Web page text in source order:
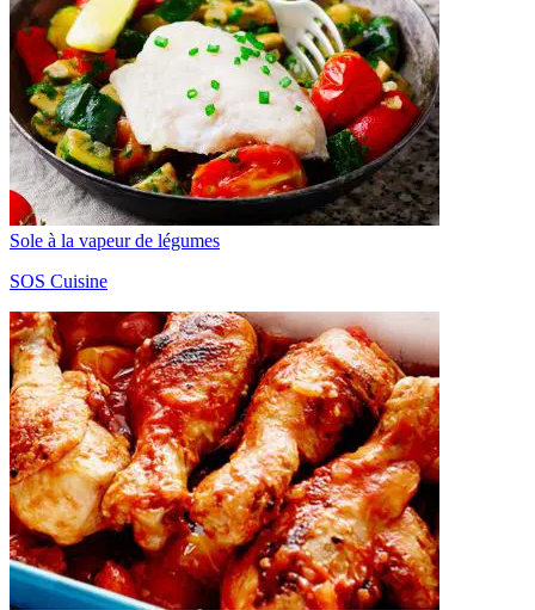
Sole à la vapeur de légumes
SOS Cuisine